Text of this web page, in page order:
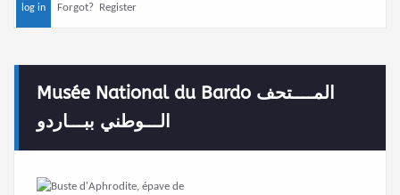
Forgot? Register
Musée National du Bardo المــــتحف
الـــوطني ببـــاردو